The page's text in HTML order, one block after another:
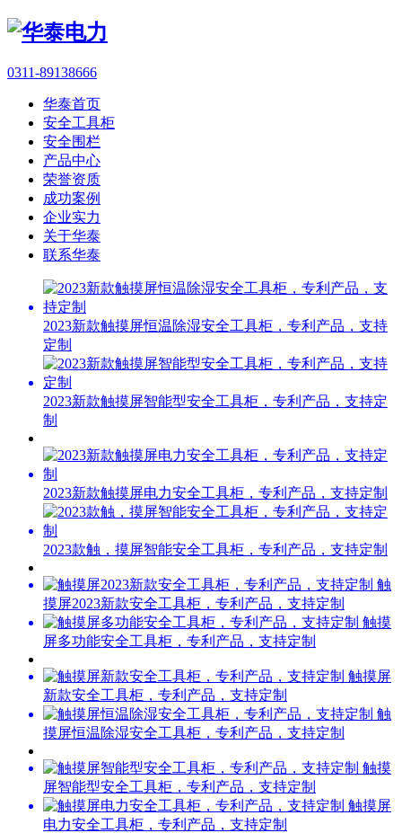
0311-89138666
华泰首页
安全工具柜
安全围栏
产品中心
荣誉资质
成功案例
企业实力
关于华泰
联系华泰
2023新款触摸屏恒温除湿安全工具柜，专利产品，支持
定制
2023新款触摸屏智能型安全工具柜，专利产品，支持定
制
2023新款触摸屏电力安全工具柜，专利产品，支持定制
2023款触，摸屏智能安全工具柜，专利产品，支持定制
触
摸屏2023新款安全工具柜，专利产品，支持定制
触摸
屏多功能安全工具柜，专利产品，支持定制
触摸屏
新款安全工具柜，专利产品，支持定制
触
摸屏恒温除湿安全工具柜，专利产品，支持定制
触摸
屏智能型安全工具柜，专利产品，支持定制
触摸屏
电力安全工具柜，专利产品，支持定制